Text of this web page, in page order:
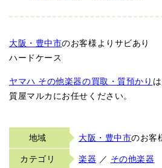
大阪・豊中市のお客様よりサビあり
ハードケース
ヤマハ その他楽器の買取・質預かり
質屋マルカにお任せください。
地域 大阪・豊中市のお客
カテゴリ 楽器 ／ その他楽器